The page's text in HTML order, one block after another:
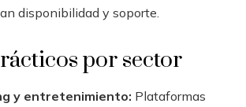
disponibilidad y soporte.
por sector
y entretenimiento: Plataformas